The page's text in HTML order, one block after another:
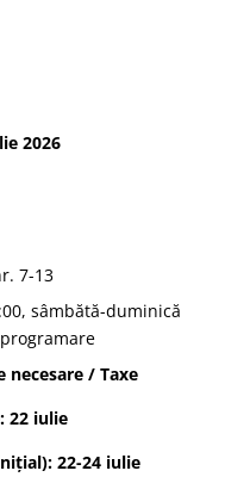
2026
7-13
sâmbătă-duminică
necesare/ Taxe
22 iulie
22-24 iulie